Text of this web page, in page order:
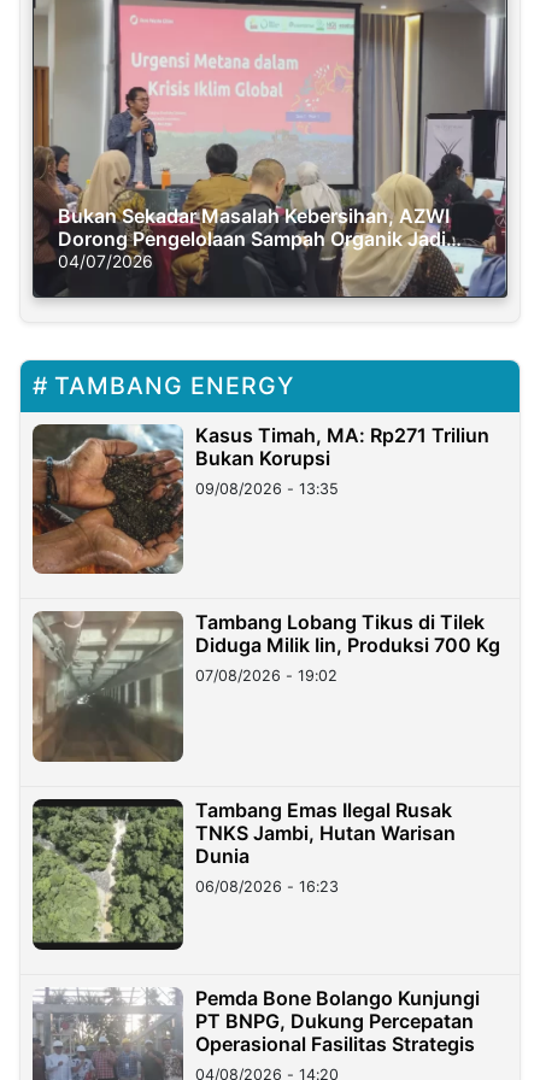
Bukan Sekadar Masalah Kebersihan, AZWI
Dorong Pengelolaan Sampah Organik Jadi
Solusi Krisis Iklim
04/07/2026
TAMBANG ENERGY
Kasus Timah, MA: Rp271 Triliun
Bukan Korupsi
09/08/2026 - 13:35
Tambang Lobang Tikus di Tilek
Diduga Milik Iin, Produksi 700 Kg
07/08/2026 - 19:02
Tambang Emas Ilegal Rusak
TNKS Jambi, Hutan Warisan
Dunia
06/08/2026 - 16:23
Pemda Bone Bolango Kunjungi
PT BNPG, Dukung Percepatan
Operasional Fasilitas Strategis
04/08/2026 - 14:20